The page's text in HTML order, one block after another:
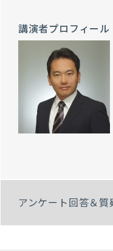
講演者プロフィール
アンケート回答＆質